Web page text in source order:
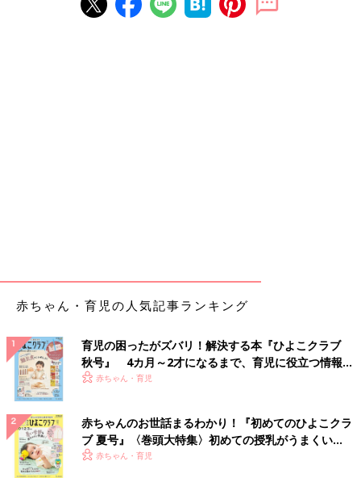
赤ちゃん・育児の人気記事ランキング
育児の困ったがズバリ！解決する本『ひよこクラブ
秋号』 4カ月～2才になるまで、育児に役立つ情報が
いっぱい！
赤ちゃん・育児
赤ちゃんのお世話まるわかり！『初めてのひよこクラ
ブ 夏号』〈巻頭大特集〉初めての授乳がうまくい
く！ おっぱい・ミルクの基本と夏のトラブル 解決テ
赤ちゃん・育児